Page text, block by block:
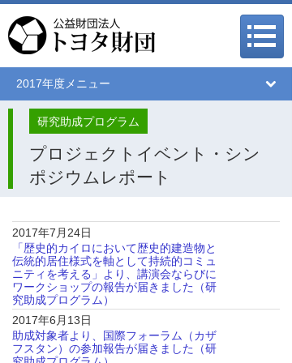
2017年度メニュー
研究助成プログラム
プロジェクトイベント・シン
ポジウムレポート
2017年7月24日
「歴史的カイロにおいて歴史的建造物と
伝統的居住様式を軸として持続的コミュ
ニティを考える」より、講演会ならびに
ワークショップの報告が届きました（研
究助成プログラム）
2017年6月13日
助成対象者より、国際フォーラム（カザ
フスタン）の参加報告が届きました（研